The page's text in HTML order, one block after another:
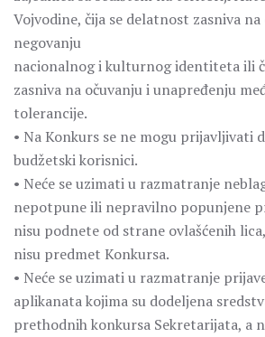
Vojvodine, čija se delatnost zasniva
negovanju
nacionalnog i kulturnog identiteta ili
zasniva na očuvanju i unapređenju
tolerancije.
• Na Konkurs se ne mogu
budžetski korisnici.
• Neće se uzimati u razmatranje
nepotpune ili nepravilno popunjene
nisu podnete od strane ovlašćenih
nisu predmet Konkursa.
• Neće se uzimati u razmatranje
aplikanata kojima su dodeljena
prethodnih konkursa Sekretarijata, a